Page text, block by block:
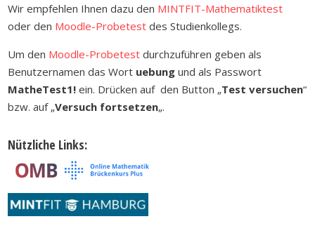
Wir empfehlen Ihnen dazu den MINTFIT-Mathematiktest
oder den Moodle-Probetest des Studienkollegs.
Um den Moodle-Probetest durchzuführen geben als
Benutzernamen das Wort uebung und als Passwort
MatheTest1! ein. Drücken auf den Button „Test versuchen“
bzw. auf „Versuch fortsetzen„.
Nützliche Links: